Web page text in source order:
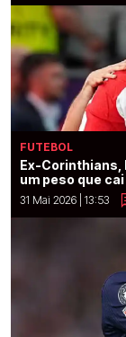
FUTEBOL
Ex-Corinthians,
um peso que
31 Mai 2026 | 13:53